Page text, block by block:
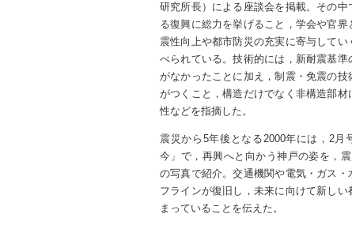
研究所長）による座談会を掲載。その中
る復興に総力を挙げること，学会や官界
震性向上や都市防災の充実に寄与してい
べられている。技術的には，新耐震基準
がなかったことに加え，制震・免震の技
がつくこと，構造だけでなく非構造部材
性などを指摘した。
震災から5年後となる2000年には，2月
今」で，再興へと向かう神戸の姿を，
の写真で紹介。交通機関や電気・ガス・
フラインが復旧し，未来に向けて新しい
まっていることを伝えた。